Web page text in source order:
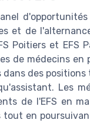
et de
Poitiers et EFS
de médecins
des
Les
de l'EFS en
en